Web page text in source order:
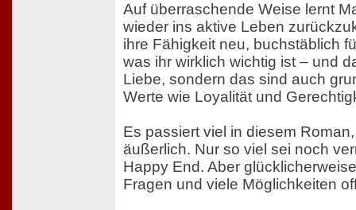
Auf überraschende Weise lernt
wieder ins aktive Leben
ihre Fähigkeit neu, buchstäblich
was ihr wirklich wichtig ist – und
Liebe, sondern das sind auch
Werte wie Loyalität und
Es passiert viel in diesem
äußerlich. Nur so viel sei noch
Happy End. Aber
Fragen und viele Möglichkeiten